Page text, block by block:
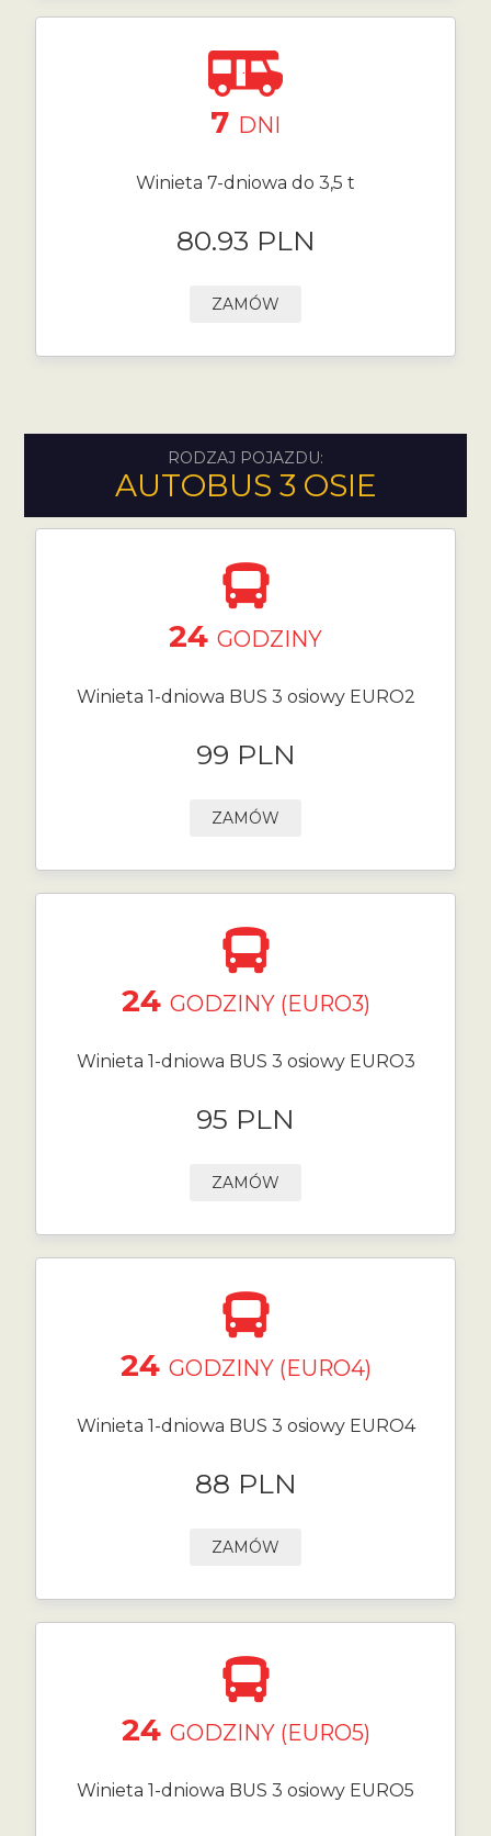
7 DNI
Winieta 7-dniowa do 3,5 t
80.93 PLN
ZAMÓW
RODZAJ POJAZDU:
AUTOBUS 3 OSIE
24 GODZINY
Winieta 1-dniowa BUS 3 osiowy EURO2
99 PLN
ZAMÓW
24 GODZINY (EURO3)
Winieta 1-dniowa BUS 3 osiowy EURO3
95 PLN
ZAMÓW
24 GODZINY (EURO4)
Winieta 1-dniowa BUS 3 osiowy EURO4
88 PLN
ZAMÓW
24 GODZINY (EURO5)
Winieta 1-dniowa BUS 3 osiowy EURO5